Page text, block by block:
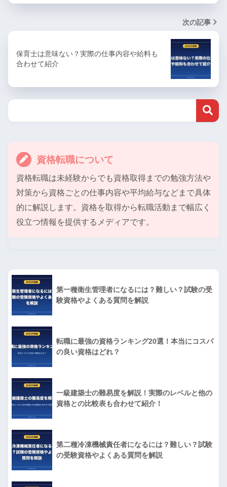
次の記事
保育士は意味ない？実際の仕事内容や給料も
合わせて紹介
資格転職について
資格転職は未経験からでも資格取得までの勉強方法や
対策から資格ごとの仕事内容や平均給与などまで具体
的に解説します。資格を取得から転職活動まで幅広く
役立つ情報を提供するメディアです。
第一種衛生管理者になるには？難しい？試験の受
験資格やよくある質問を解説
転職に最強の資格ランキング20選！本当にコスパ
の良い資格はどれ？
一級建築士の難易度を解説！実際のレベルと他の
資格との比較表も合わせて紹介！
第二種冷凍機械責任者になるには？難しい？試験
の受験資格やよくある質問を解説